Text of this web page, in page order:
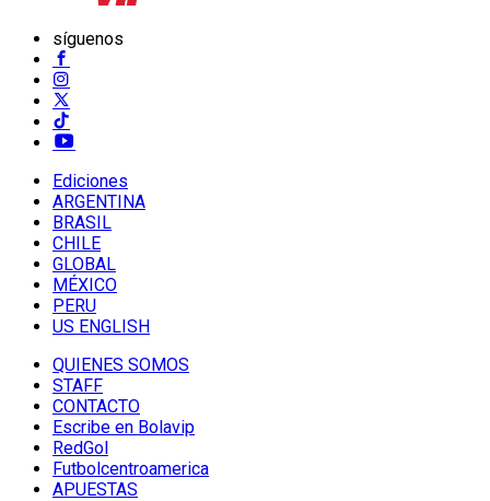
síguenos
Ediciones
ARGENTINA
BRASIL
CHILE
GLOBAL
MÉXICO
PERU
US ENGLISH
QUIENES SOMOS
STAFF
CONTACTO
Escribe en Bolavip
RedGol
Futbolcentroamerica
APUESTAS